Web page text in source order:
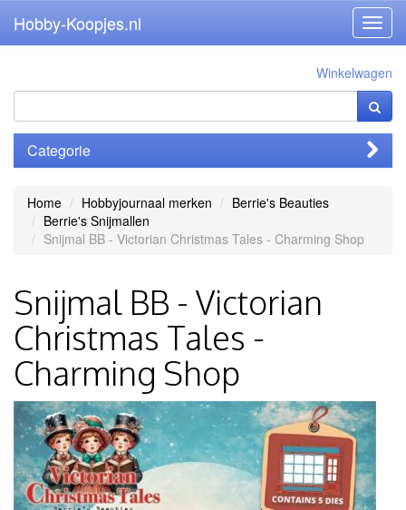
Hobby-Koopjes.nl
Winkelwagen
Categorie
Home Hobbyjournaal merken
Berrie's Beauties
Berrie's Snijmallen
Snijmal BB - Victorian Christmas Tales - Charming Shop
Snijmal BB - Victorian
Christmas Tales -
Charming Shop